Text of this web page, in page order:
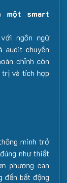
một smart
ngôn ngữ
audit chuyên
chỉnh còn
trị và tích hợp
minh trở
như thiết
phương can
đến bất động